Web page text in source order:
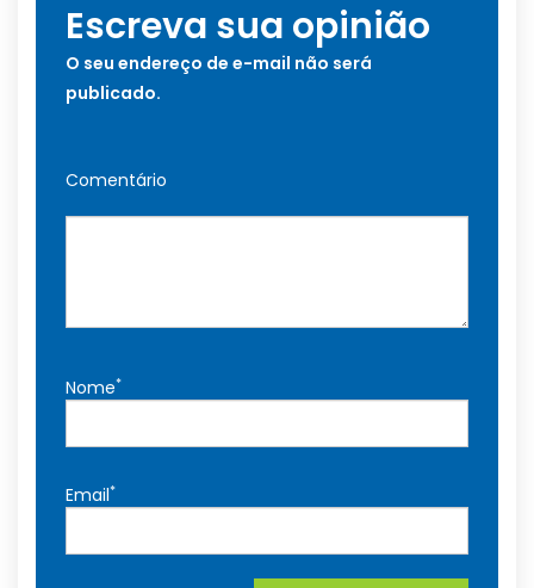
Escreva sua opinião
O seu endereço de e-mail não será
publicado.
Comentário
Nome*
Email*